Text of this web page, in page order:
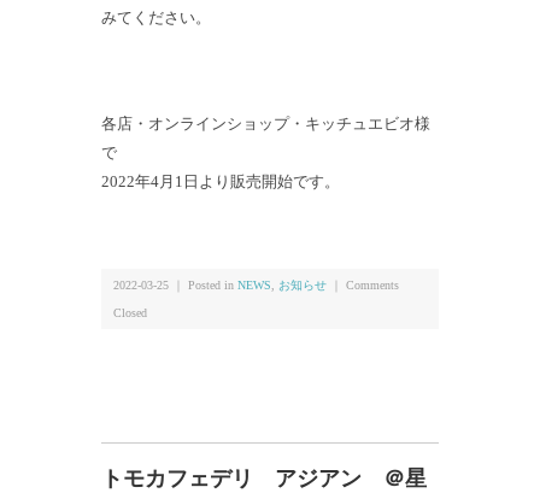
みてください。
各店・オンラインショップ・キッチュエビオ様
で
2022年4月1日より販売開始です。
2022-03-25 ｜ Posted in NEWS お知らせ Comments
Closed
トモカフェデリ アジアン ＠星